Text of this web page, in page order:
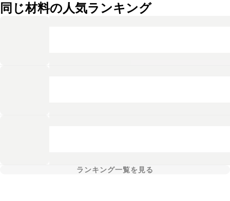
同じ材料の人気ランキング
ランキング一覧を見る